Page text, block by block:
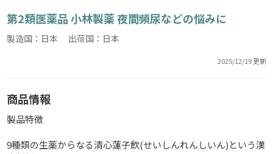
第2類医薬品 小林製薬 夜間頻尿などの悩みに
製造国：日本 出荷国：日本
2025/12/19 更新
商品情報
製品特徴
9種類の生薬からなる清心蓮子飲(せいしんれんしいん)という漢